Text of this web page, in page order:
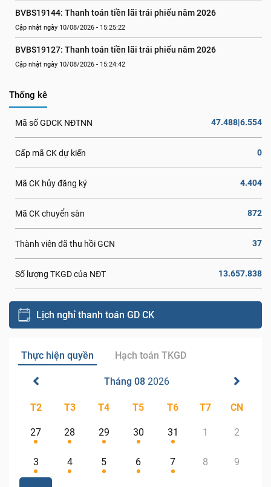
BVBS19144: Thanh toán tiền lãi trái phiếu năm 2026
Cập nhật ngày 10/08/2026 - 15:25:22
BVBS19127: Thanh toán tiền lãi trái phiếu năm 2026
Cập nhật ngày 10/08/2026 - 15:24:42
Thống kê
Mã số GDCK NĐTNN 47.488|6.554
Cấp mã CK dự kiến 0
Mã CK hủy đăng ký 4.404
Mã CK chuyển sàn 872
Thành viên đã thu hồi GCN 37
Số lượng TKGD của NĐT 13.657.838
Lịch nghỉ thanh toán GD CK
Thực hiện quyền Hạch toán TKGD
Tháng 08 2026
T2 T3 T4 T5 T6 T7 CN
27 28 29 30 31 1 2
3 4 5 6 7 8 9